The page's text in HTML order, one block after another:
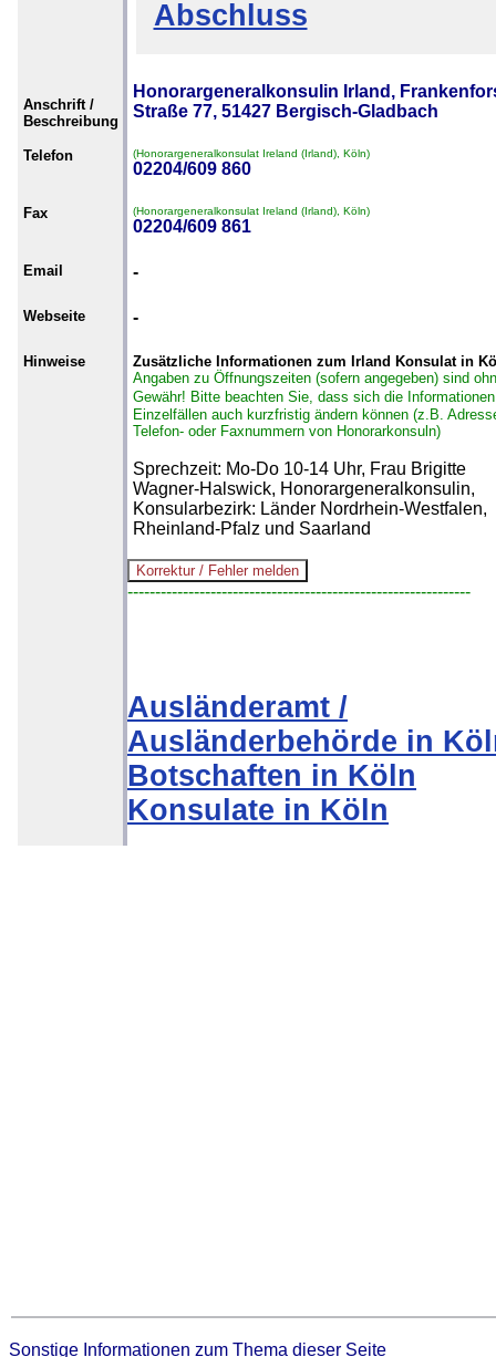
Abschluss
Anschrift /
Beschreibung
Honorargeneralkonsulin Irland,
Straße 77, 51427 Bergisch-Gladbach
Telefon (Honorargeneralkonsulat Ireland (Irland), Köln)
02204/609 860
Fax (Honorargeneralkonsulat Ireland (Irland), Köln)
02204/609 861
Email -
Webseite -
Hinweise
Zusätzliche Informationen zum Irland Konsulat in
Angaben zu Öffnungszeiten (sofern angegeben) sind
Gewähr! Bitte beachten Sie, dass sich die
Einzelfällen auch kurzfristig ändern können (z.B.
Telefon- oder Faxnummern von Honorarkonsuln)
Sprechzeit: Mo-Do 10-14 Uhr, Frau Brigitte
Wagner-Halswick, Honorargeneralkonsulin,
Konsularbezirk: Länder Nordrhein-Westfalen,
Rheinland-Pfalz und Saarland
--------------------------------------------------------------
Ausländeramt /
Ausländerbehörde in
Botschaften in Köln
Konsulate in Köln
Sonstige Informationen zum Thema dieser Seite